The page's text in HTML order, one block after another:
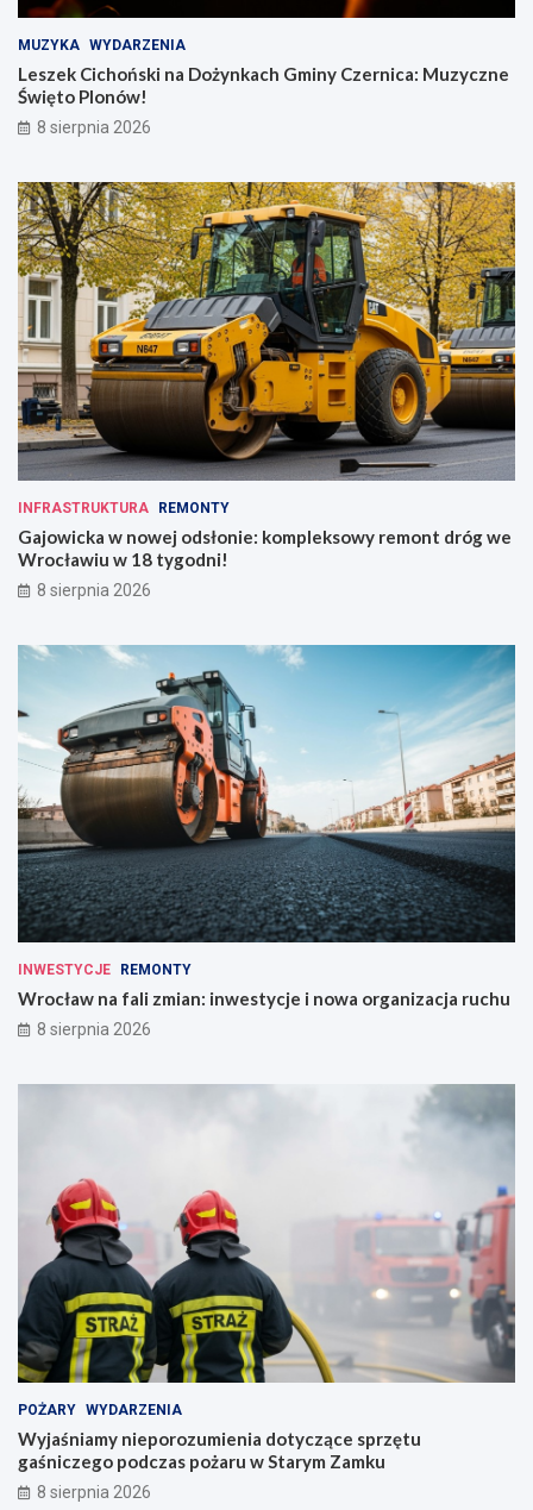
MUZYKA WYDARZENIA
Leszek Cichoński na Dożynkach Gminy Czernica: Muzyczne
Święto Plonów!
8 sierpnia 2026
INFRASTRUKTURA REMONTY
Gajowicka w nowej odsłonie: kompleksowy remont dróg we
Wrocławiu w 18 tygodni!
8 sierpnia 2026
INWESTYCJE REMONTY
Wrocław na fali zmian: inwestycje i nowa organizacja ruchu
8 sierpnia 2026
POŻARY WYDARZENIA
Wyjaśniamy nieporozumienia dotyczące sprzętu
gaśniczego podczas pożaru w Starym Zamku
8 sierpnia 2026